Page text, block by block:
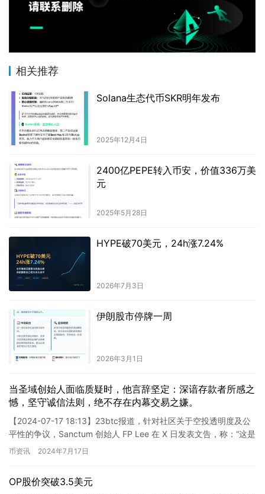
相关推荐
Solana生态代币SKR明年发布
2025年12月4日
2400亿PEPE转入币安，价值336万美
元
2025年5月28日
HYPE破70美元，24h涨7.24%
2026年7月3日
伊朗股市停牌一周
2026年3月1日
当圣域创始人面临质疑时，他言辞坚定：深谙存款者所感之
憾，坚守诚信法则，绝不存在内幕交易之嫌。
【2024-07-17 18:13】23btc报道，针对社区关于空投透明度及公
平性的争议，Sanctum 创始人 FP Lee 在 X 日发表文告，称：“这是
我最后一次就空投问题作…
币资讯 2024年7月17日
OP股价突破3.5美元